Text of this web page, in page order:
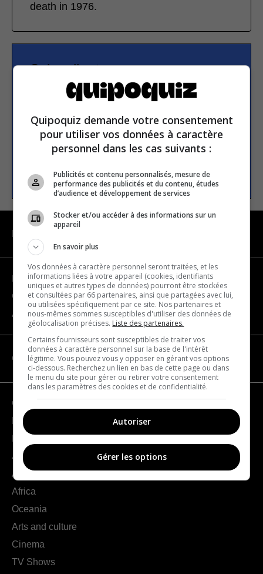
death in 1976.
Subscribe to our
newsletter
Email address
SUBSCRIBE
Become a partner
Contact us
About us
CATEGORIES
Geography
France
Americas
Asia
Africa
Oceania
Arts and culture
Cinema
TV Shows
Quipoquiz demande votre consentement
pour utiliser vos données à caractère
personnel dans les cas suivants :
Publicités et contenu personnalisés, mesure de
performance des publicités et du contenu, études
d’audience et développement de services
Stocker et/ou accéder à des informations sur un
appareil
En savoir plus
Vos données à caractère personnel seront traitées, et les
informations liées à votre appareil (cookies, identifiants
uniques et autres types de données) pourront être stockées
et consultées par 66 partenaires, ainsi que partagées avec lui,
ou utilisées spécifiquement par ce site. Nos partenaires et
nous-mêmes sommes susceptibles d'utiliser des données de
géolocalisation précises. Liste des partenaires.
Certains fournisseurs sont susceptibles de traiter vos
données à caractère personnel sur la base de l'intérêt
légitime. Vous pouvez vous y opposer en gérant vos options
ci-dessous. Recherchez un lien en bas de cette page ou dans
le menu du site pour gérer ou retirer votre consentement
dans les paramètres des cookies et de confidentialité.
Autoriser
Gérer les options